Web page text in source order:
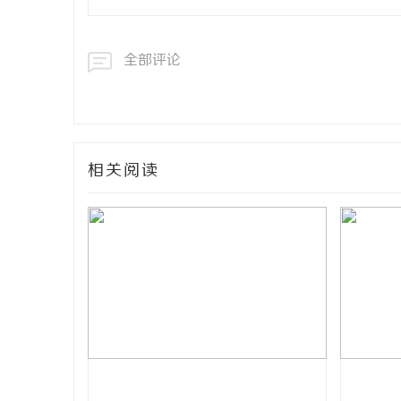
全部评论
相关阅读